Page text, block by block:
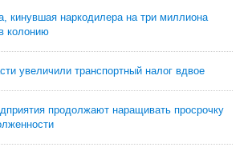
кинувшая наркодилера на три миллиона
колонию
увеличили транспортный налог вдвое
продолжают наращивать просрочку